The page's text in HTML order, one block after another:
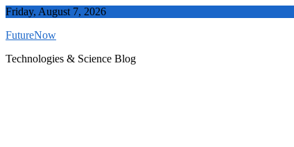
Skip
content
Friday, August 7, 2026
FutureNow
Technologies & Science Blog